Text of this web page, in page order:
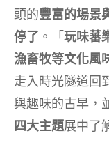
頭的豐富的場景
停了 。「玩味蕃
漁畜牧等文化風
走入時光隧道回
與趣味的古早，
四大主題展中了